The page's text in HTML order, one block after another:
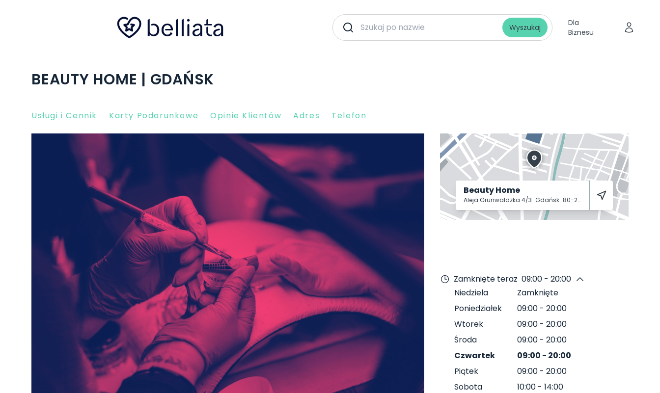
Wyszukaj
Dla
Biznesu
BEAUTY HOME | GDAŃSK
Usługi i Cennik Karty Podarunkowe Opinie Klientów Adres Telefon
Beauty Home
Aleja Grunwaldzka 4/3 Gdańsk 80-236
Zamknięte teraz 09:00 - 20:00
Niedziela
Zamknięte
Poniedziałek
09:00 - 20:00
Wtorek
09:00 - 20:00
Środa
09:00 - 20:00
Czwartek
09:00 - 20:00
Piątek
09:00 - 20:00
Sobota
10:00 - 14:00